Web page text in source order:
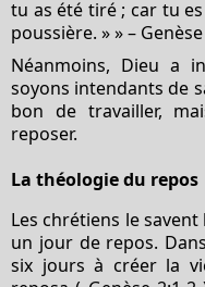
tu as été tiré ; car tu
poussière. » » –
Néanmoins, Dieu a
soyons intendants de
bon de travailler,
reposer.
La théologie du repos
Les chrétiens le
un jour de repos.
six jours à créer la